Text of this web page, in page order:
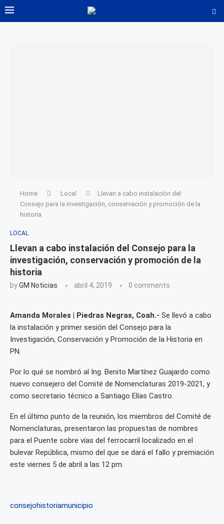
Home Local
Llevan a cabo instalación del
Consejo para la investigación, conservación y promoción de la
historia
LOCAL
Llevan a cabo instalación del Consejo para la
investigación, conservación y promoción de la
historia
byGM Noticias abril 4, 2019 0 comments
Amanda Morales | Piedras Negras, Coah.- Se llevó a cabo
la instalación y primer sesión del Consejo para la
Investigación, Conservación y Promoción de la Historia en
PN.
Por lo qué se nombró al Ing. Benito Martínez Guajardo como
nuevo consejero del Comité de Nomenclaturas 2019-2021, y
como secretario técnico a Santiago Elías Castro.
En el último punto de la reunión, los miembros del Comité de
Nomenclaturas, presentaron las propuestas de nombres
para el Puente sobre vías del ferrocarril localizado en el
bulevar República, mismo del que se dará el fallo y premiación
este viernes 5 de abril a las 12 pm.
consejohistoriamunicipio